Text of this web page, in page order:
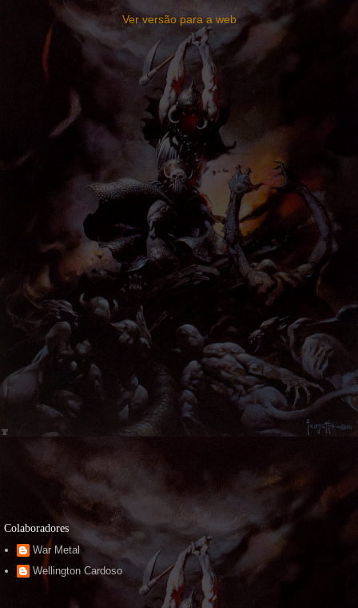
Ver versão para a web
Colaboradores
War Metal
Wellington Cardoso